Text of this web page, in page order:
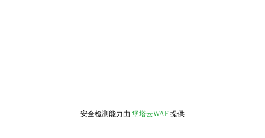
安全检测能力由 堡塔云WAF 提供